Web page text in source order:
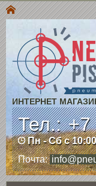
ИНТЕРНЕТ
Тел.:+7
Пн - Сб с
Почта: